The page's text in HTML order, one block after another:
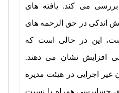
375) را بررسی می کند. یافته های
اندکی در حق الزحمه های
این در حالی است که
افزایش نشان می دهند.
غیر اجرایی در هیئت مدیره
حسابرسی همراه با نسبت